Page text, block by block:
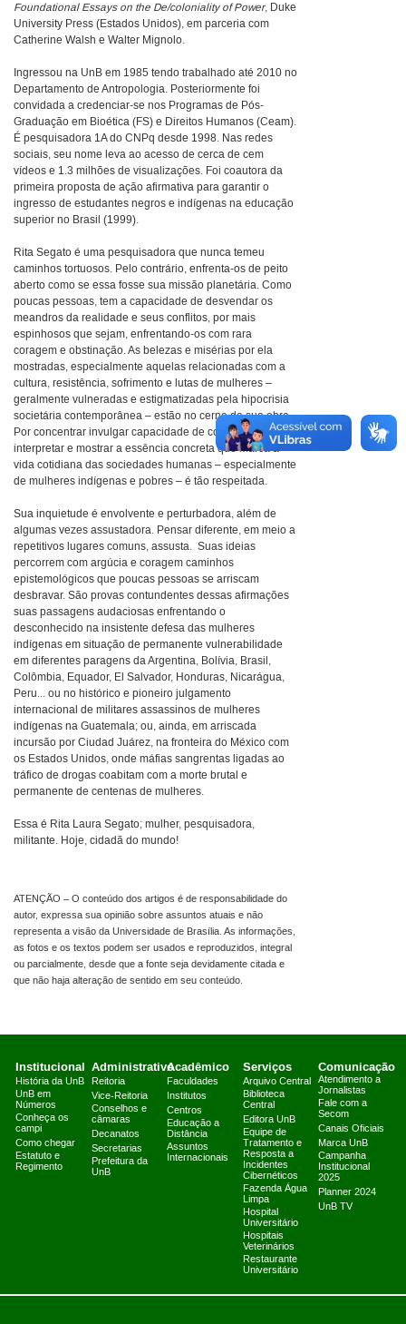
Foundational Essays on the De/coloniality of Power, Duke
University Press (Estados Unidos), em parceria com
Catherine Walsh e Walter Mignolo.
Ingressou na UnB em 1985 tendo trabalhado até 2010 no
Departamento de Antropologia. Posteriormente foi
convidada a credenciar-se nos Programas de Pós-
Graduação em Bioética (FS) e Direitos Humanos (Ceam).
É pesquisadora 1A do CNPq desde 1998. Nas redes
sociais, seu nome leva ao acesso de cerca de cem
vídeos e 1.3 milhões de visualizações. Foi coautora da
primeira proposta de ação afirmativa para garantir o
ingresso de estudantes negros e indígenas na educação
superior no Brasil (1999).
Rita Segato é uma pesquisadora que nunca temeu
caminhos tortuosos. Pelo contrário, enfrenta-os de peito
aberto como se essa fosse sua missão planetária. Como
poucas pessoas, tem a capacidade de desvendar os
meandros da realidade e seus conflitos, por mais
espinhosos que sejam, enfrentando-os com rara
coragem e obstinação. As belezas e misérias por ela
mostradas, especialmente aquelas relacionadas com a
cultura, resistência, sofrimento e lutas de mulheres –
geralmente vulneradas e estigmatizadas pela hipocrisia
societária contemporânea – estão no cerne de sua obra.
Por concentrar invulgar capacidade de compreender,
interpretar e mostrar a essência concreta que marca a
vida cotidiana das sociedades humanas – especialmente
de mulheres indígenas e pobres – é tão respeitada.
Sua inquietude é envolvente e perturbadora, além de
algumas vezes assustadora. Pensar diferente, em meio a
repetitivos lugares comuns, assusta. Suas ideias
percorrem com argúcia e coragem caminhos
epistemológicos que poucas pessoas se arriscam
desbravar. São provas contundentes dessas afirmações
suas passagens audaciosas enfrentando o
desconhecido na insistente defesa das mulheres
indígenas em situação de permanente vulnerabilidade
em diferentes paragens da Argentina, Bolívia, Brasil,
Colômbia, Equador, El Salvador, Honduras, Nicarágua,
Peru... ou no histórico e pioneiro julgamento
internacional de militares assassinos de mulheres
indígenas na Guatemala; ou, ainda, em arriscada
incursão por Ciudad Juárez, na fronteira do México com
os Estados Unidos, onde máfias sangrentas ligadas ao
tráfico de drogas coabitam com a morte brutal e
permanente de centenas de mulheres.
Essa é Rita Laura Segato; mulher, pesquisadora,
militante. Hoje, cidadã do mundo!
ATENÇÃO – O conteúdo dos artigos é de responsabilidade do
autor, expressa sua opinião sobre assuntos atuais e não
representa a visão da Universidade de Brasília. As informações,
as fotos e os textos podem ser usados e reproduzidos, integral
ou parcialmente, desde que a fonte seja devidamente citada e
que não haja alteração de sentido em seu conteúdo.
Institucional
História da UnB
UnB em
Números
Conheça os
campi
Como chegar
Estatuto e
Regimento
Administrativo
Reitoria
Vice-Reitoria
Conselhos e
câmaras
Decanatos
Secretarias
Prefeitura da
UnB
Acadêmico
Faculdades
Institutos
Centros
Educação a
Distância
Assuntos
Internacionais
Serviços
Arquivo Central
Biblioteca
Central
Editora UnB
Equipe de
Tratamento e
Resposta a
Incidentes
Cibernéticos
Fazenda Água
Limpa
Hospital
Universitário
Hospitais
Veterinários
Restaurante
Universitário
Comunicação
Atendimento a
Jornalistas
Fale com a
Secom
Canais Oficiais
Marca UnB
Campanha
Institucional
2025
Planner 2024
UnB TV